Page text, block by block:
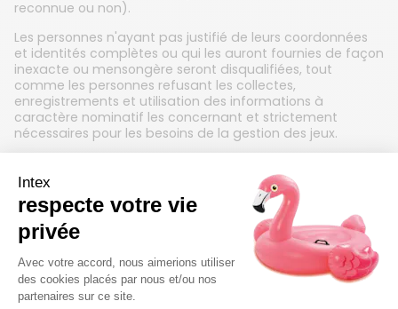
reconnue ou non).
Les personnes n'ayant pas justifié de leurs coordonnées
et identités complètes ou qui les auront fournies de façon
inexacte ou mensongère seront disqualifiées, tout
comme les personnes refusant les collectes,
enregistrements et utilisation des informations à
caractère nominatif les concernant et strictement
nécessaires pour les besoins de la gestion des jeux.
Le jeu est accessible 24/24h sur internet, pendant toute
la durée du jeu.
Mécanique du jeu : Pour participer au jeu, il suffit de
respecter les modalités de participation mentionnées sur
les différents supports associés au jeu.